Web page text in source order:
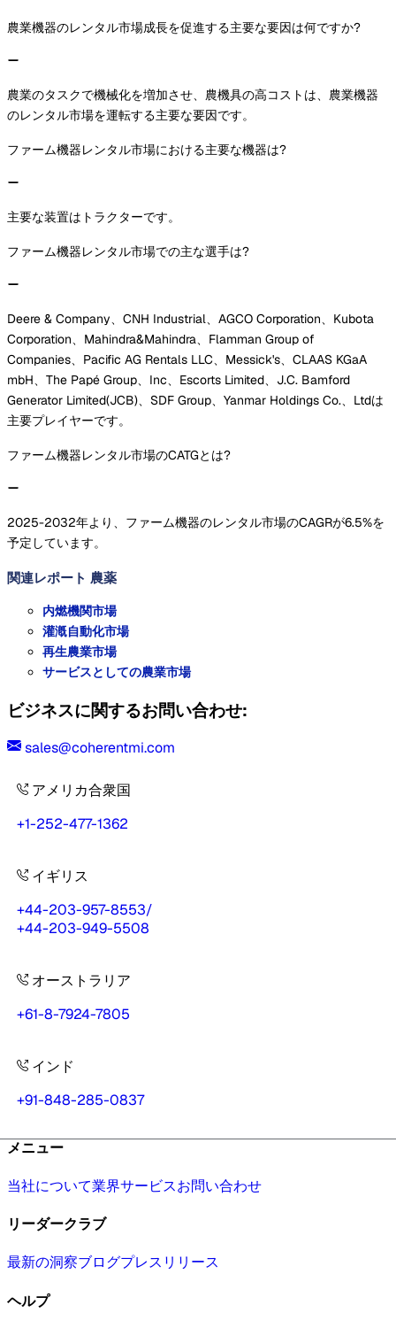
農業機器のレンタル市場成長を促進する主要な要因は何ですか?
農業のタスクで機械化を増加させ、農機具の高コストは、農業機器
のレンタル市場を運転する主要な要因です。
ファーム機器レンタル市場における主要な機器は?
主要な装置はトラクターです。
ファーム機器レンタル市場での主な選手は?
Deere & Company、CNH Industrial、AGCO Corporation、Kubota
Corporation、Mahindra&Mahindra、Flamman Group of
Companies、Pacific AG Rentals LLC、Messick's、CLAAS KGaA
mbH、The Papé Group、Inc、Escorts Limited、J.C. Bamford
Generator Limited(JCB)、SDF Group、Yanmar Holdings Co.、Ltdは
主要プレイヤーです。
ファーム機器レンタル市場のCATGとは?
2025-2032年より、ファーム機器のレンタル市場のCAGRが6.5%を
予定しています。
関連レポート 農薬
内燃機関市場
灌漑自動化市場
再生農業市場
サービスとしての農業市場
ビジネスに関するお問い合わせ:
sales@coherentmi.com
アメリカ合衆国
+1-252-477-1362
イギリス
+44-203-957-8553/
+44-203-949-5508
オーストラリア
+61-8-7924-7805
インド
+91-848-285-0837
メニュー
当社について業界サービスお問い合わせ
リーダークラブ
最新の洞察ブログプレスリリース
ヘルプ